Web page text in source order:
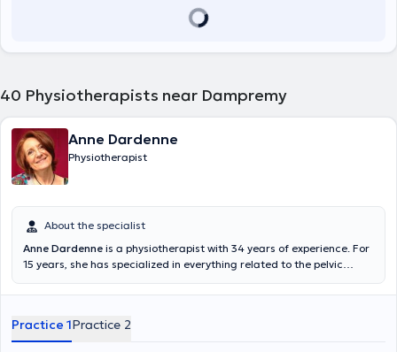
40 Physiotherapists near Dampremy
Anne Dardenne
Physiotherapist
About the specialist
Anne Dardenne is a physiotherapist with 34 years of experience. For
15 years, she has specialized in everything related to the pelvic
Preparation for childbirth, postpartum, hypopressive gymnastics,
specific and clinical sexology. She is also trained in VODDER Manual
Lymphatic Drainage and post breast cancer treatments. In her
Practice 1Practice 2